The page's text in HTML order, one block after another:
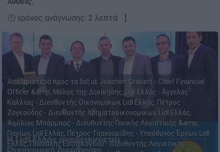
🕛 χρόνος ανάγνωσης: 2 λεπτά ┋
Από αριστερά προς τα δεξιά: Joachim Grabert - Chief Financial
Officer &amp; Μέλος της Διοίκησης, Lidl Ελλάς - Άγγελος
Καλλίας - Διευθυντής Οικονομικών, Lidl Ελλάς, Πέτρος
Ζογκούδης - Διευθυντής Χρηματοοικονομικών, Lidl Ελλάς,
Αιμίλιος Μπάρμπας - Διευθυντής Γενικής Λογιστικής &amp;
Παγίων, Lidl Ελλάς, Πέτρος Τσαχουρίδης - Υπεύθυνος Έργων, Lidl
Ελλάς, Πασχάλης Εσιπέκογλου - Διευθυντής Λογιστικής